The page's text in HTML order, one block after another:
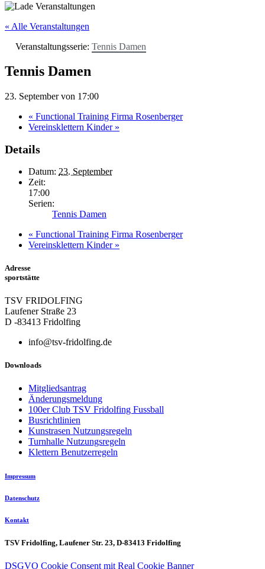
« Alle Veranstaltungen
Veranstaltungsserie: Tennis Damen
Tennis Damen
23. September von 17:00
« Functional Training Firma Rosenberger
Vereinsklettern Kinder »
Details
Datum: 23. September
Zeit:
17:00
Serien:
Tennis Damen
« Functional Training Firma Rosenberger
Vereinsklettern Kinder »
Adresse
sportstätte
TSV FRIDOLFING
Laufener Straße 23
D -83413 Fridolfing
info@tsv-fridolfing.de
Downloads
Mitgliedsantrag
Änderungsmeldung
100er Club TSV Fridolfing Fussball
Busrichtlinien
Kunstrasen Nutzungsregeln
Turnhalle Nutzungsregeln
Klettern Benutzerregeln
Impressum
Datenschutz
Kontakt
TSV Fridolfing, Laufener Str. 23, D-83413 Fridolfing
DSGVO Cookie Consent mit Real Cookie Banner